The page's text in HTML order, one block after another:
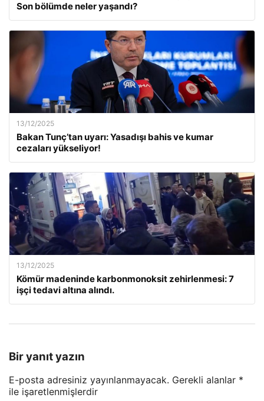
Son bölümde neler yaşandı?
13/12/2025
Bakan Tunç’tan uyarı: Yasadışı bahis ve kumar
cezaları yükseliyor!
13/12/2025
Kömür madeninde karbonmonoksit zehirlenmesi: 7
işçi tedavi altına alındı.
Bir yanıt yazın
E-posta adresiniz yayınlanmayacak. Gerekli alanlar *
ile işaretlenmişlerdir